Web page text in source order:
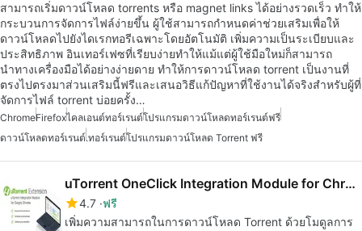
สามารถเริ่มดาวน์โหลด torrents หรือ magnet links ได้อย่างรวดเร็ว ทำให้
กระบวนการจัดการไฟล์ง่ายขึ้น ผู้ใช้สามารถกำหนดค่าช่วยเสริมเพื่อให้
ดาวน์โหลดไปยังไดเรกทอรีเฉพาะโดยอัตโนมัติ เพิ่มความเป็นระเบียบและ
ประสิทธิภาพ อินเทอร์เฟซที่เรียบง่ายทำให้แม้แต่ผู้ใช้มือใหม่ก็สามารถ
นำทางเครื่องมือได้อย่างง่ายดาย ทำให้การดาวน์โหลด torrent เป็นงานที่
ตรงไปตรงมาส่วนเสริมนี้ฟรีและเสนอวิธีแก้ปัญหาที่ใช้งานได้จริงสำหรับผู้ที่
จัดการไฟล์ torrent บ่อยครั้ง…
ChromeFirefoxไคลเอนต์ทอร์เรนต์โปรแกรมดาวน์โหลดทอร์เรนต์ฟรี
ดาวน์โหลดทอร์เรนต์.ทอร์เรนต์โปรแกรมดาวน์โหลด Torrent ฟรี
uTorrent OneClick Integration Module for Chrome
4.7 ฟรี
เพิ่มความสามารถในการดาวน์โหลด Torrent ด้วยโมดูลการ